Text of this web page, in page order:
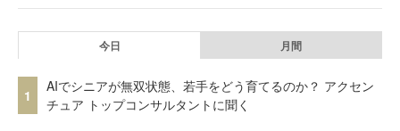
今日 月間
1
AIでシニアが無双状態、若手をどう育てるのか？ アクセン
チュア トップコンサルタントに聞く